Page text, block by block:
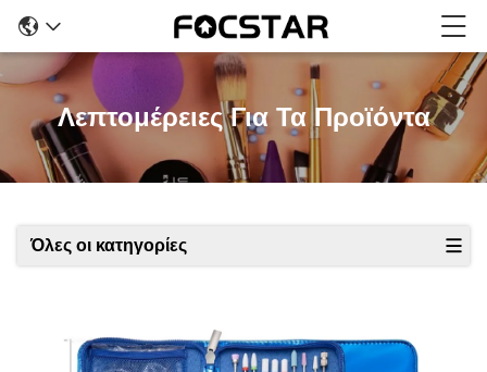
Λεπτομέρειες Για Τα Προϊόντα
Όλες οι κατηγορίες